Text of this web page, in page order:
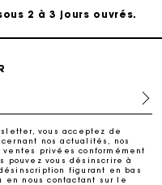
2 à 3 jours ouvrés.
2 à 3 jours ouvrés.
vous acceptez de
nos actualités, nos
privées conformément
pouvez vous désinscrire à
figurant en bas
en nous contactant sur le